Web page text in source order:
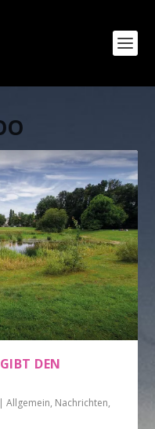
DEN
|Allgemein, Nachrichten,